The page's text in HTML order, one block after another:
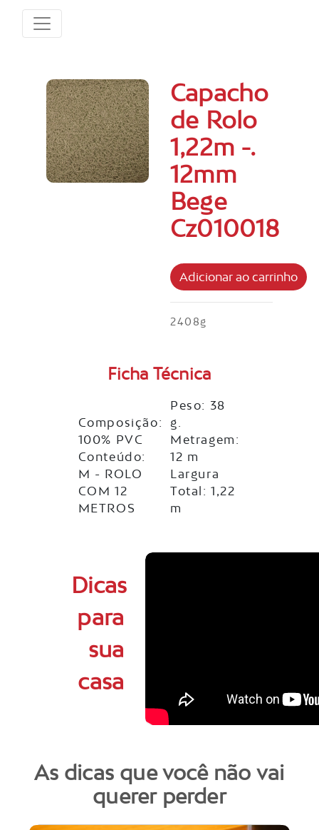
Capacho
de Rolo
1,22m -.
12mm
Bege
Cz010018
2408g
Ficha Técnica
Composição:
100% PVC
Conteúdo:
M - ROLO
COM 12
METROS
Peso: 38
g.
Metragem:
12 m
Largura
Total: 1,22
m
Dicas
para
sua
casa
As dicas que você não vai
querer perder